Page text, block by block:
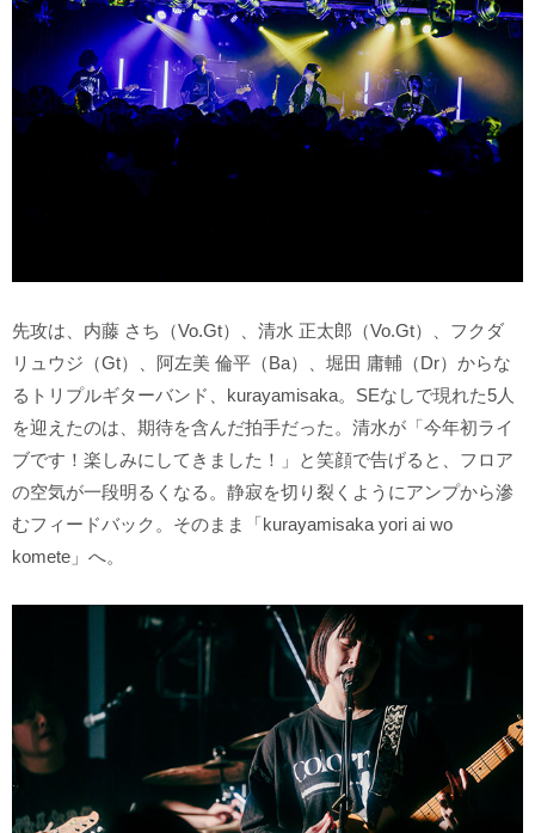
先攻は、内藤 さち（Vo.Gt）、清水 正太郎（Vo.Gt）、フクダ
リュウジ（Gt）、阿左美 倫平（Ba）、堀田 庸輔（Dr）からな
るトリプルギターバンド、kurayamisaka。SEなしで現れた5人
を迎えたのは、期待を含んだ拍手だった。清水が「今年初ライ
ブです！楽しみにしてきました！」と笑顔で告げると、フロア
の空気が一段明るくなる。静寂を切り裂くようにアンプから滲
むフィードバック。そのまま「kurayamisaka yori ai wo
komete」へ。